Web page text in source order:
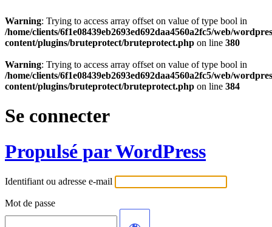
Warning: Trying to access array offset on value of type bool in
/home/clients/6f1e08439eb2693ed692daa4560a2fc5/web/
content/plugins/bruteprotect/bruteprotect.php on line 380
Warning: Trying to access array offset on value of type bool in
/home/clients/6f1e08439eb2693ed692daa4560a2fc5/web/
content/plugins/bruteprotect/bruteprotect.php on line 384
Se connecter
Propulsé par WordPress
Identifiant ou adresse e-mail
Mot de passe